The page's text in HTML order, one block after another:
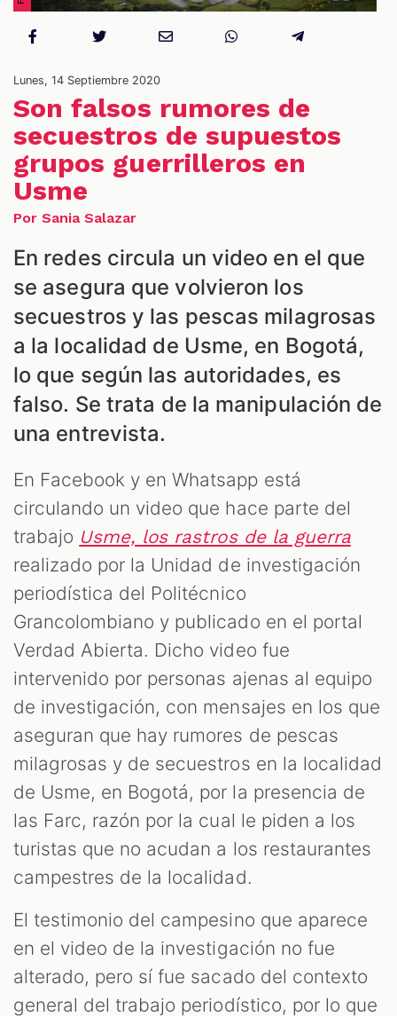
Lunes, 14 Septiembre 2020
Son falsos rumores de
secuestros de supuestos
grupos guerrilleros en
Usme
Por Sania Salazar
En redes circula un video en el que
se asegura que volvieron los
secuestros y las pescas milagrosas
a la localidad de Usme, en Bogotá,
lo que según las autoridades, es
falso. Se trata de la manipulación de
una entrevista.
En Facebook y en Whatsapp está
circulando un video que hace parte del
trabajo Usme, los rastros de la guerra
realizado por la Unidad de investigación
periodística del Politécnico
Grancolombiano y publicado en el portal
Verdad Abierta. Dicho video fue
intervenido por personas ajenas al equipo
de investigación, con mensajes en los que
aseguran que hay rumores de pescas
milagrosas y de secuestros en la localidad
de Usme, en Bogotá, por la presencia de
las Farc, razón por la cual le piden a los
turistas que no acudan a los restaurantes
campestres de la localidad.
El testimonio del campesino que aparece
en el video de la investigación no fue
alterado, pero sí fue sacado del contexto
general del trabajo periodístico, por lo que